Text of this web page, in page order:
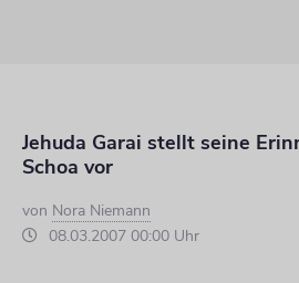
Jehuda Garai stellt seine
Schoa vor
von Nora Niemann
08.03.2007 00:00 Uhr